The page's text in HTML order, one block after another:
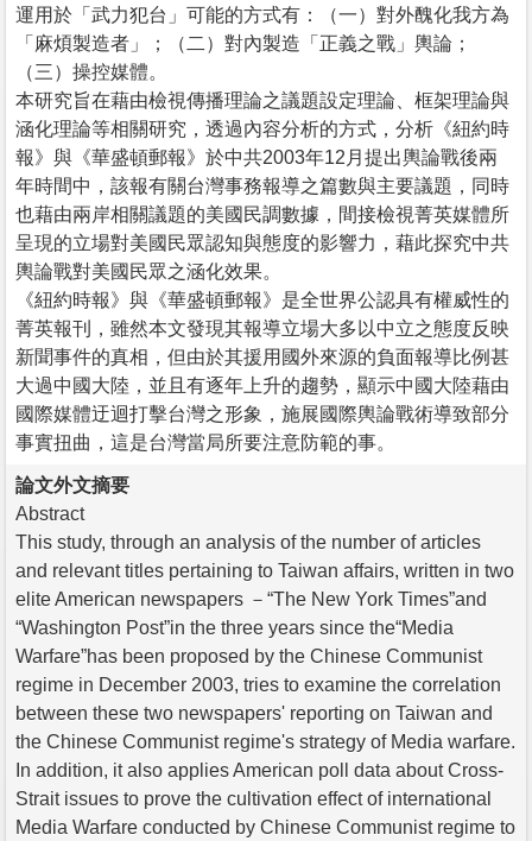
運用於「武力犯台」可能的方式有：（一）對外醜化我方為
「麻煩製造者」；（二）對內製造「正義之戰」輿論；
（三）操控媒體。
本研究旨在藉由檢視傳播理論之議題設定理論、框架理論與
涵化理論等相關研究，透過內容分析的方式，分析《紐約時
報》與《華盛頓郵報》於中共2003年12月提出輿論戰後兩
年時間中，該報有關台灣事務報導之篇數與主要議題，同時
也藉由兩岸相關議題的美國民調數據，間接檢視菁英媒體所
呈現的立場對美國民眾認知與態度的影響力，藉此探究中共
輿論戰對美國民眾之涵化效果。
《紐約時報》與《華盛頓郵報》是全世界公認具有權威性的
菁英報刊，雖然本文發現其報導立場大多以中立之態度反映
新聞事件的真相，但由於其援用國外來源的負面報導比例甚
大過中國大陸，並且有逐年上升的趨勢，顯示中國大陸藉由
國際媒體迂迴打擊台灣之形象，施展國際輿論戰術導致部分
事實扭曲，這是台灣當局所要注意防範的事。
論文外文摘要
Abstract
This study, through an analysis of the number of articles
and relevant titles pertaining to Taiwan affairs, written in two
elite American newspapers －“The New York Times”and
“Washington Post”in the three years since the“Media
Warfare”has been proposed by the Chinese Communist
regime in December 2003, tries to examine the correlation
between these two newspapers' reporting on Taiwan and
the Chinese Communist regime's strategy of Media warfare.
In addition, it also applies American poll data about Cross-
Strait issues to prove the cultivation effect of international
Media Warfare conducted by Chinese Communist regime to